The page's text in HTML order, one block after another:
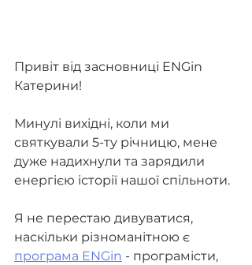
Привіт від засновниці ENGin
Катерини!
Минулі вихідні, коли ми
святкували 5-ту річницю, мене
дуже надихнули та зарядили
енергією історії нашої спільноти.
Я не перестаю дивуватися,
наскільки різноманітною є
програма ENGin - програмісти,